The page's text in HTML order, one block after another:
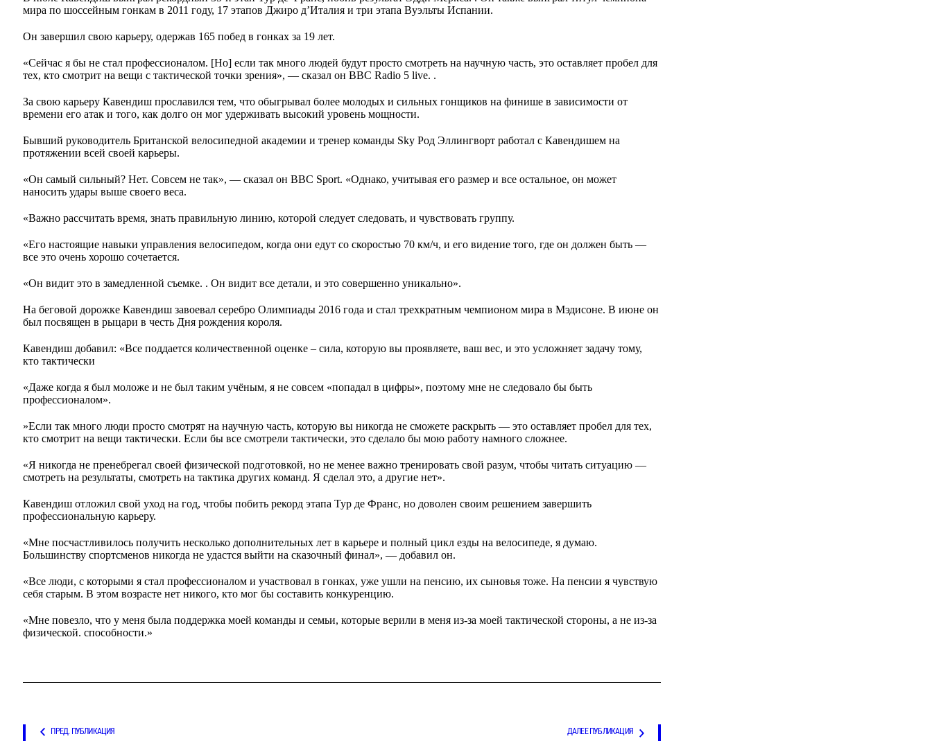
мира по шоссейным гонкам в 2011 году, 17 этапов Джиро д’Италия и три этапа Вуэльты Испании.
Он завершил свою карьеру, одержав 165 побед в гонках за 19 лет.
«Сейчас я бы не стал профессионалом. [Но] если так много людей будут просто смотреть на научную часть, это оставляет пробел для
тех, кто смотрит на вещи с тактической точки зрения», — сказал он BBC Radio 5 live. .
За свою карьеру Кавендиш прославился тем, что обыгрывал более молодых и сильных гонщиков на финише в зависимости от
времени его атак и того, как долго он мог удерживать высокий уровень мощности.
Бывший руководитель Британской велосипедной академии и тренер команды Sky Род Эллингворт работал с Кавендишем на
протяжении всей своей карьеры.
«Он самый сильный? Нет. Совсем не так», — сказал он BBC Sport. «Однако, учитывая его размер и все остальное, он может
наносить удары выше своего веса.
«Важно рассчитать время, знать правильную линию, которой следует следовать, и чувствовать группу.
«Его настоящие навыки управления велосипедом, когда они едут со скоростью 70 км/ч, и его видение того, где он должен быть —
все это очень хорошо сочетается.
«Он видит это в замедленной съемке. . Он видит все детали, и это совершенно уникально».
На беговой дорожке Кавендиш завоевал серебро Олимпиады 2016 года и стал трехкратным чемпионом мира в Мэдисоне. В июне он
был посвящен в рыцари в честь Дня рождения короля.
Кавендиш добавил: «Все поддается количественной оценке – сила, которую вы проявляете, ваш вес, и это усложняет задачу тому,
кто тактически
«Даже когда я был моложе и не был таким учёным, я не совсем «попадал в цифры», поэтому мне не следовало бы быть
профессионалом».
»Если так много люди просто смотрят на научную часть, которую вы никогда не сможете раскрыть — это оставляет пробел для тех,
кто смотрит на вещи тактически. Если бы все смотрели тактически, это сделало бы мою работу намного сложнее.
«Я никогда не пренебрегал своей физической подготовкой, но не менее важно тренировать свой разум, чтобы читать ситуацию —
смотреть на результаты, смотреть на тактика других команд. Я сделал это, а другие нет».
Кавендиш отложил свой уход на год, чтобы побить рекорд этапа Тур де Франс, но доволен своим решением завершить
профессиональную карьеру.
«Мне посчастливилось получить несколько дополнительных лет в карьере и полный цикл езды на велосипеде, я думаю.
Большинству спортсменов никогда не удастся выйти на сказочный финал», — добавил он.
«Все люди, с которыми я стал профессионалом и участвовал в гонках, уже ушли на пенсию, их сыновья тоже. На пенсии я чувствую
себя старым. В этом возрасте нет никого, кто мог бы составить конкуренцию.
«Мне повезло, что у меня была поддержка моей команды и семьи, которые верили в меня из-за моей тактической стороны, а не из-за
физической. способности.»
ПРЕД. ПУБЛИКАЦИЯ ДАЛЕЕ ПУБЛИКАЦИЯ